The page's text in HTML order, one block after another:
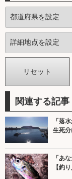
関連する記事
「落
生死
「あ
【釣